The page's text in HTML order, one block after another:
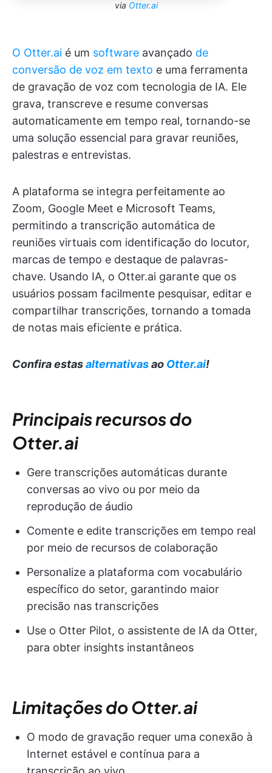
via Otter.ai
O Otter.ai é um software avançado de
conversão de voz em texto e uma ferramenta
de gravação de voz com tecnologia de IA. Ele
grava, transcreve e resume conversas
automaticamente em tempo real, tornando-se
uma solução essencial para gravar reuniões,
palestras e entrevistas.
A plataforma se integra perfeitamente ao
Zoom, Google Meet e Microsoft Teams,
permitindo a transcrição automática de
reuniões virtuais com identificação do locutor,
marcas de tempo e destaque de palavras-
chave. Usando IA, o Otter.ai garante que os
usuários possam facilmente pesquisar, editar e
compartilhar transcrições, tornando a tomada
de notas mais eficiente e prática.
Confira estasalternativasao Otter.ai!
Principais recursos do
Otter.ai
Gere transcrições automáticas durante
conversas ao vivo ou por meio da
reprodução de áudio
Comente e edite transcrições em tempo real
por meio de recursos de colaboração
Personalize a plataforma com vocabulário
específico do setor, garantindo maior
precisão nas transcrições
Use o Otter Pilot, o assistente de IA da Otter,
para obter insights instantâneos
Limitações do Otter.ai
O modo de gravação requer uma conexão à
Internet estável e contínua para a